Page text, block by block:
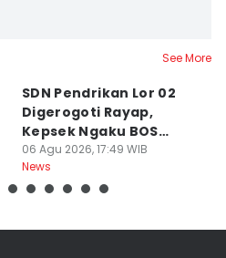
See More
SDN Pendrikan Lor 02
Digerogoti Rayap,
Kepsek Ngaku BOS
Cuma Rp54 Juta
06 Agu 2026, 17:49 WIB
News